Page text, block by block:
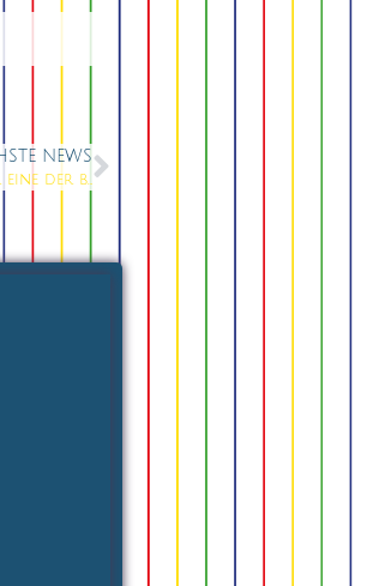
NEWS
Knutschfleck Berlin sucht dich: Barkeeper / Bartender (m/w/d) für eine der buntesten Bars der Stadt